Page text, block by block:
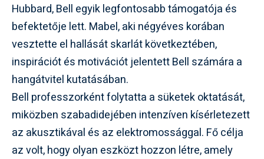
Hubbard, Bell egyik legfontosabb támogatója és
befektetője lett. Mabel, aki négyéves korában
vesztette el hallását skarlát következtében,
inspirációt és motivációt jelentett Bell számára a
hangátvitel kutatásában.
Bell professzorként folytatta a süketek oktatását,
miközben szabadidejében intenzíven kísérletezett
az akusztikával és az elektromossággal. Fő célja
az volt, hogy olyan eszközt hozzon létre, amely